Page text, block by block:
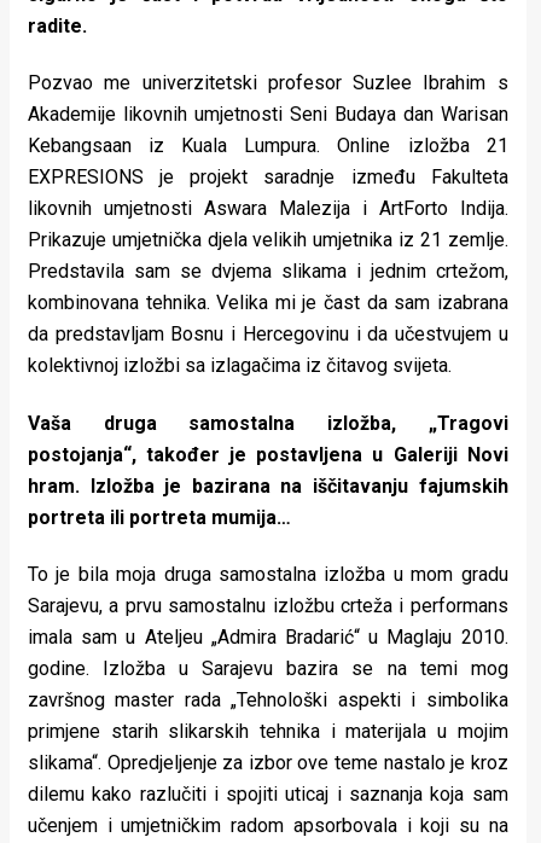
radite.
Pozvao me univerzitetski profesor Suzlee Ibrahim s
Akademije likovnih umjetnosti Seni Budaya dan Warisan
Kebangsaan iz Kuala Lumpura. Online izložba 21
EXPRESIONS je projekt saradnje između Fakulteta
likovnih umjetnosti Aswara Malezija i ArtForto Indija.
Prikazuje umjetnička djela velikih umjetnika iz 21 zemlje.
Predstavila sam se dvjema slikama i jednim crtežom,
kombinovana tehnika. Velika mi je čast da sam izabrana
da predstavljam Bosnu i Hercegovinu i da učestvujem u
kolektivnoj izložbi sa izlagačima iz čitavog svijeta.
Vaša druga samostalna izložba, „Tragovi
postojanja“, također je postavljena u Galeriji Novi
hram. Izložba je bazirana na iščitavanju fajumskih
portreta ili portreta mumija…
To je bila moja druga samostalna izložba u mom gradu
Sarajevu, a prvu samostalnu izložbu crteža i performans
imala sam u Ateljeu „Admira Bradarić“ u Maglaju 2010.
godine. Izložba u Sarajevu bazira se na temi mog
završnog master rada „Tehnološki aspekti i simbolika
primjene starih slikarskih tehnika i materijala u mojim
slikama“. Opredjeljenje za izbor ove teme nastalo je kroz
dilemu kako razlučiti i spojiti uticaj i saznanja koja sam
učenjem i umjetničkim radom apsorbovala i koji su na